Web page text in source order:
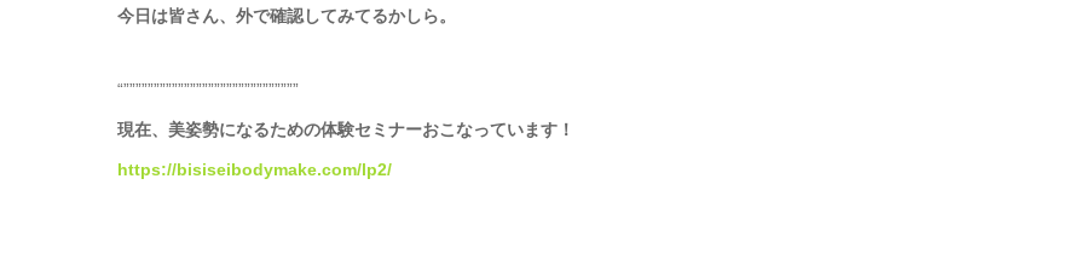
今日は皆さん、外で確認してみてるかしら。
“”””””””””””””””””””””””””””””
現在、美姿勢になるための体験セミナーおこなっています！
https://bisiseibodymake.com/lp2/